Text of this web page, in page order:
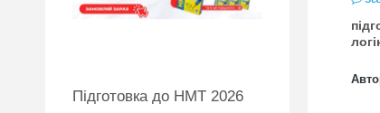
Підготовка до НМТ 2026